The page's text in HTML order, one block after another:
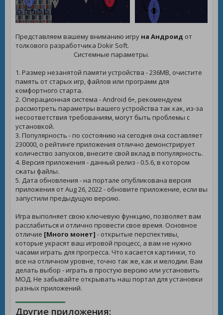
Представляем вашему вниманию игру на Андроид от
толкового разработчика Dokir Soft.
Системные параметры.
1. Размер незанятой памяти устройства - 236MB, очистите
память от старых игр, файлов или программ для
комфортного старта.
2. Операционная система - Android 6+, рекомендуем
рассмотреть параметры вашего устройства так как, из-за
несоответствия требованиям, могут быть проблемы с
установкой.
3. Популярность - по состоянию на сегодня она составляет
230000, о рейтинге приложения отлично демонстрирует
количество запусков, внесите свой вклад в популярность.
4. Версия приложения - данный релиз - 0.5.6, в котором
сжаты файлы.
5. Дата обновления - на портале опубликована версия
приложения от Aug 26, 2022 - обновите приложение, если вы
запустили предыдущую версию.
Игра выполняет свою ключевую функцию, позволяет вам
расслабиться и отлично провести свое время. Основное
отличие [Много монет] - открытые перспективы,
которые украсят ваш игровой процесс, а вам не нужно
часами играть для прогресса. Что касается картинки, то
все на отличном уровне, точно так же, как и мелодии. Вам
делать выбор - играть в простую версию или установить
МОД. Не забывайте открывать наш портал для установки
разных приложений.
Другие приложения: